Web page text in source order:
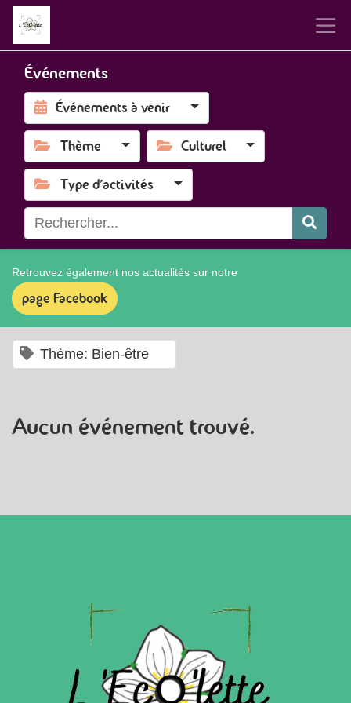
Événements
Événements à venir
Thème Culturel
Type d'activités
Retrouvez également nos actualités sur notre
page Facebook
Thème: Bien-être
Aucun événement trouvé.